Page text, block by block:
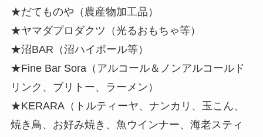
★だてものや（農産物加工品）
★ヤマダプロダクツ（光るおもちゃ等）
★沼BAR（沼ハイボール等）
★Fine Bar Sora（アルコール＆ノンアルコールド
リンク、ブリトー、ラーメン）
★KERARA（トルティーヤ、ナンカリ、玉こん、
焼き鳥、お好み焼き、魚ウインナー、海老スティ